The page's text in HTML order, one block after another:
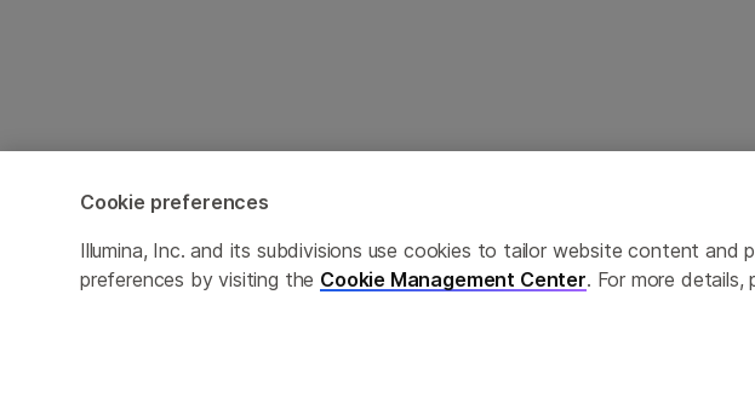
Cookie Management Center
© 2026 Illumina, Inc. 保留最终解释权。
Cookie preferences
Illumina, Inc. and its subdivisions use cookies to tailor website content and
preferences by visiting the Cookie Management Center. For more details,